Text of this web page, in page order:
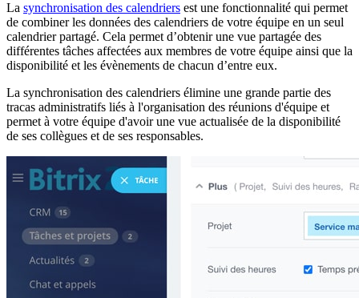
La synchronisation des calendriers est une fonctionnalité qui permet
de combiner les données des calendriers de votre équipe en un seul
calendrier partagé. Cela permet d’obtenir une vue partagée des
différentes tâches affectées aux membres de votre équipe ainsi que la
disponibilité et les évènements de chacun d’entre eux.
La synchronisation des calendriers élimine une grande partie des
tracas administratifs liés à l'organisation des réunions d'équipe et
permet à votre équipe d'avoir une vue actualisée de la disponibilité
de ses collègues et de ses responsables.